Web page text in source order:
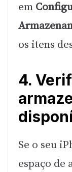
em
os itens
4.
Se o seu
espaço de